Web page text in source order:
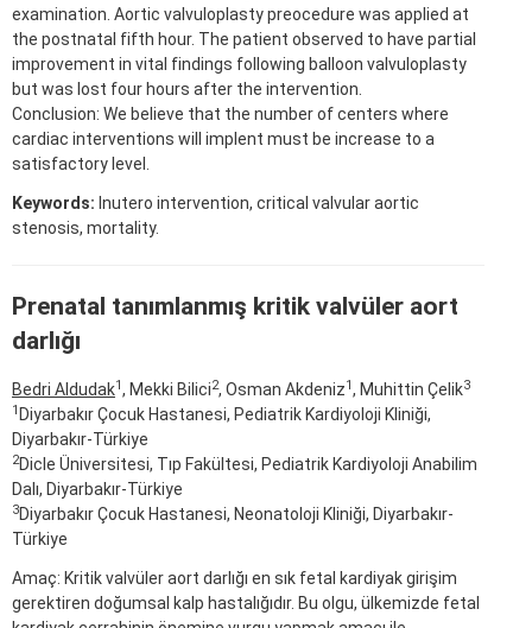
examination. Aortic valvuloplasty preocedure was applied at
the postnatal fifth hour. The patient observed to have partial
improvement in vital findings following balloon valvuloplasty
but was lost four hours after the intervention.
Conclusion: We believe that the number of centers where
cardiac interventions will implent must be increase to a
satisfactory level.
Keywords: Inutero intervention, critical valvular aortic
stenosis, mortality.
Prenatal tanımlanmış kritik valvüler aort
darlığı
Bedri Aldudak1, Mekki Bilici2, Osman Akdeniz1, Muhittin Çelik3
1 Diyarbakır Çocuk Hastanesi, Pediatrik Kardiyoloji Kliniği,
Diyarbakır-Türkiye
2Dicle Üniversitesi, Tıp Fakültesi, Pediatrik Kardiyoloji Anabilim
Dalı, Diyarbakır-Türkiye
3Diyarbakır Çocuk Hastanesi, Neonatoloji Kliniği, Diyarbakır-
Türkiye
Amaç: Kritik valvüler aort darlığı en sık fetal kardiyak girişim
gerektiren doğumsal kalp hastalığıdır. Bu olgu, ülkemizde fetal